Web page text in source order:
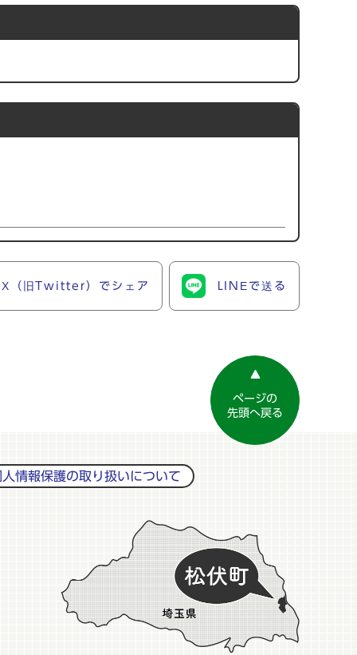
X（旧Twitter）でシェア LINEで送る
ページの
先頭へ戻る
人情報保護の取り扱いについて